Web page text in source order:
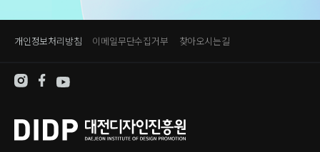
개인정보처리방침 이메일무단수집거부 찾아오시는길